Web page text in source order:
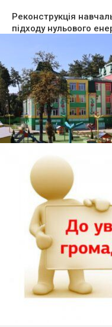
Реконструкція
підходу нульового